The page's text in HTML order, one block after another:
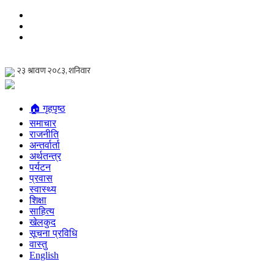
🏠 गृहपृष्ठ
समाचार
राजनीति
अन्तर्वार्ता
अर्थतन्त्र
पर्यटन
प्रवास
स्वास्थ्य
शिक्षा
साहित्य
खेलकुद
सूचना प्रविधि
वास्तु
English